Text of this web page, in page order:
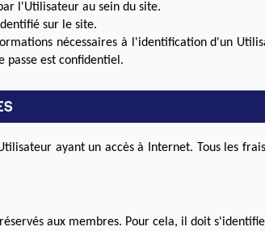
l'Utilisateur au sein du site.
sur le site.
nécessaires à l'identification d'un
passe est confidentiel.
ayant un accès à Internet. Tous les
aux membres. Pour cela, il doit